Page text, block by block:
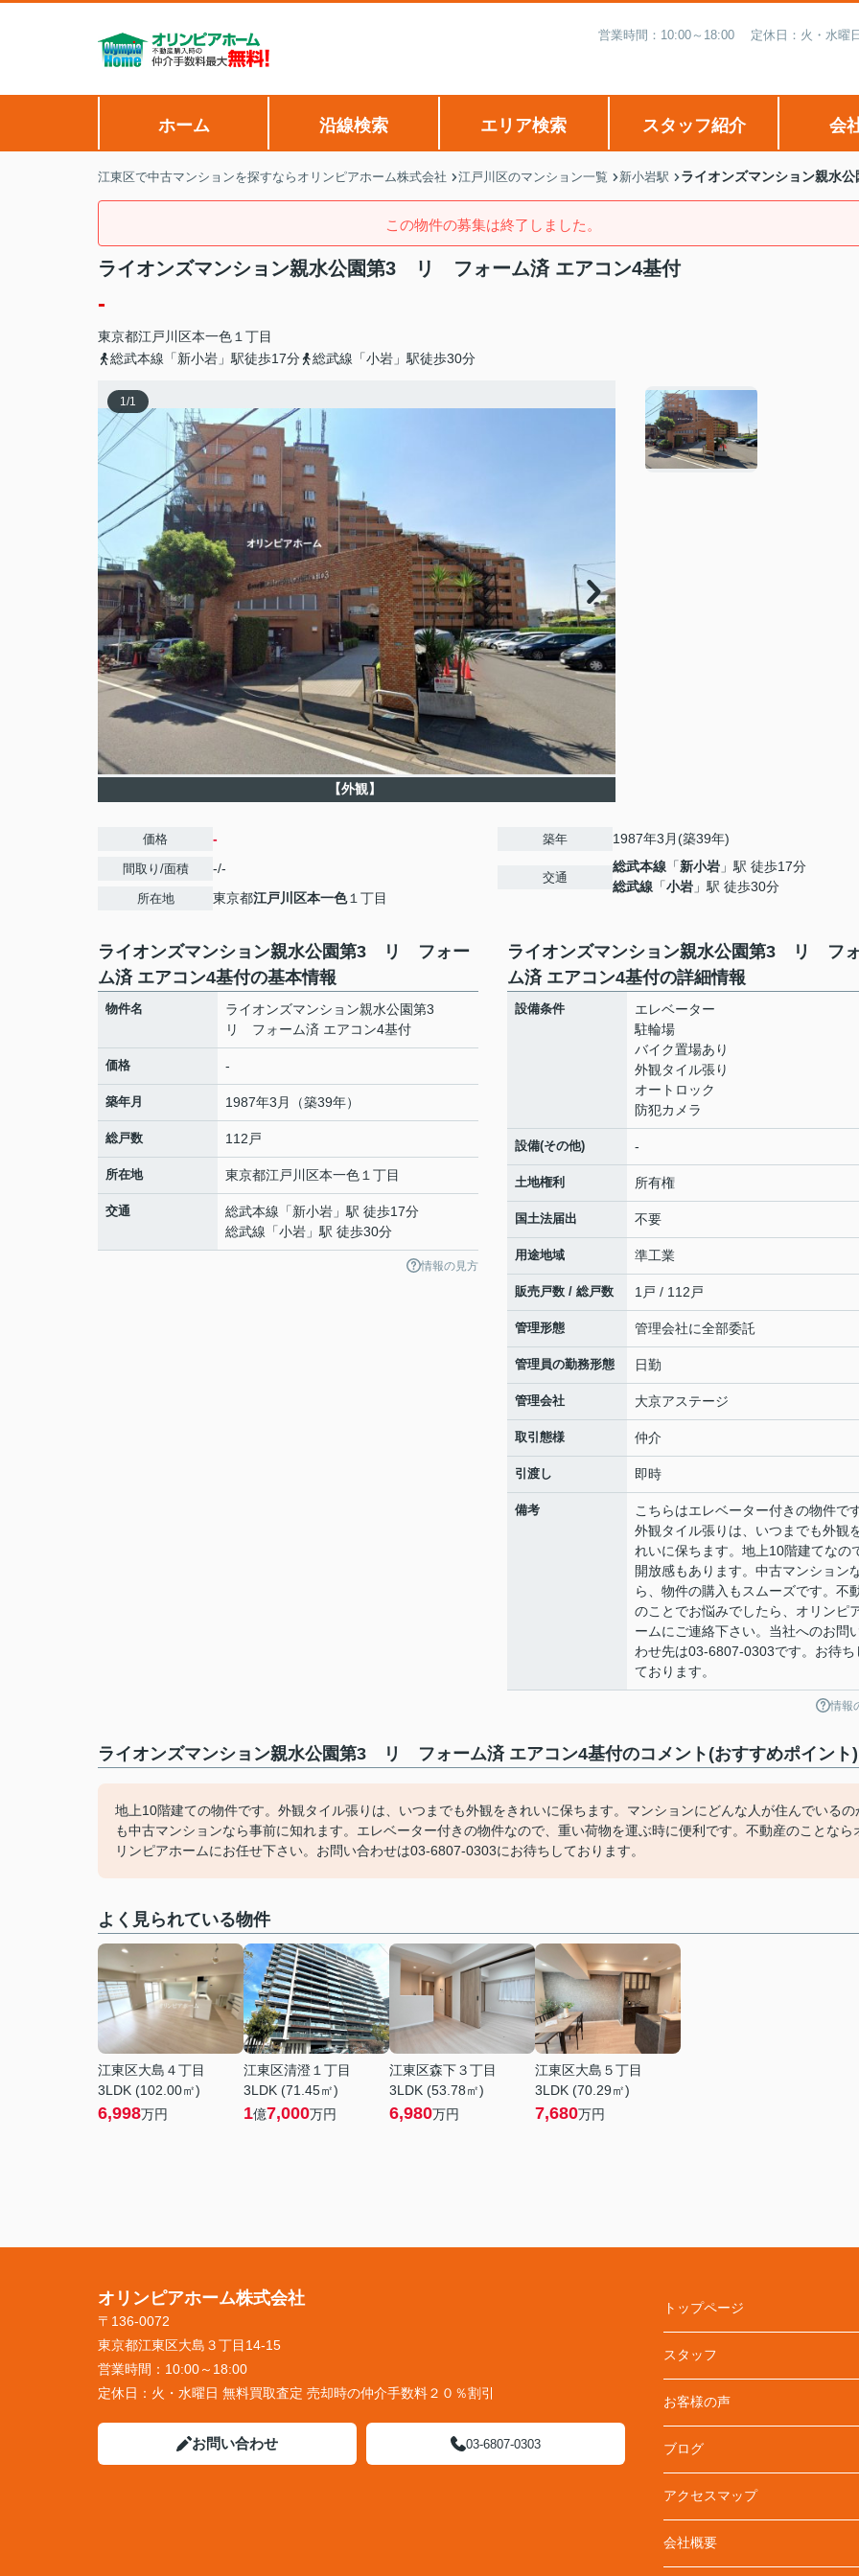
営業時間：10:00～18:00 定休日：火・水曜
ホーム 沿線検索 エリア検索 スタッフ紹介 会
江東区で中古マンションを探すならオリンピアホーム株式会社 江戸川区のマンション一覧 新小岩駅 ライオンズマンション親水
この物件の募集は終了しました。
ライオンズマンション親水公園第3 リ フォーム済 エアコン4基付
-
東京都江戸川区本一色 １丁目
総武本線「新小岩」駅徒歩17分
総武線「小岩」駅徒歩30分
1/1
【外観】
価格 -
間取り/面積 -/-
所在地 東京都江戸川区本一色１丁目
築年 1987年3月(築39年)
交通
総武本線 「新小岩 」駅 徒歩17分
総武線 「小岩 」駅 徒歩30分
ライオンズマンション親水公園第3 リ フォー
ム済 エアコン4基付の基本情報
物件名
ライオンズマンション親水公園第3
リ フォーム済 エアコン4基付
価格 -
築年月 1987年3月（築39年）
総戸数 112戸
所在地 東京都江戸川区本一色 １丁目
交通 総武本線 「新小岩 」駅 徒歩17分
総武線 「小岩 」駅 徒歩30分
情報の見方
ライオンズマンション親水公園第3 リ フ
ム済 エアコン4基付の詳細情報
設備条件
エレベーター
駐輪場
バイク置場あり
外観タイル張り
オートロック
防犯カメラ
設備(その他) -
土地権利 所有権
国土法届出 不要
用途地域 準工業
販売戸数 / 総戸数 1戸 / 112戸
管理形態 管理会社に全部委託
管理員の勤務形態 日勤
管理会社 大京アステージ
取引態様 仲介
引渡し 即時
備考
こちらはエレベーター付きの物件で
外観タイル張りは、いつまでも外観
れいに保ちます。地上10階建てなの
開放感もあります。中古マンション
ら、物件の購入もスムーズです。不
のことでお悩みでしたら、オリンピ
ームにご連絡下さい。当社へのお問
わせ先は03-6807-0303です。お待ち
ております。
情報
ライオンズマンション親水公園第3 リ フォーム済 エアコン4基付のコメント(おすすめポイント)
地上10階建ての物件です。外観タイル張りは、いつまでも外観をきれいに保ちます。マンションにどんな人が住んでいるの
も中古マンションなら事前に知れます。エレベーター付きの物件なので、重い荷物を運ぶ時に便利です。不動産のことなら
リンピアホームにお任せ下さい。お問い合わせは03-6807-0303にお待ちしております。
よく見られている物件
江東区大島４丁目
3LDK (102.00㎡)
6,998万円
江東区清澄１丁目
3LDK (71.45㎡)
1億7,000万円
江東区森下３丁目
3LDK (53.78㎡)
6,980万円
江東区大島５丁目
3LDK (70.29㎡)
7,680万円
オリンピアホーム株式会社
〒136-0072
東京都江東区大島３丁目14-15
営業時間： 10:00～18:00
定休日： 火・水曜日 無料買取査定 売却時の仲介手数料２０％割引
お問い合わせ 03-6807-0303
トップページ
スタッフ
お客様の声
ブログ
アクセスマップ
会社概要